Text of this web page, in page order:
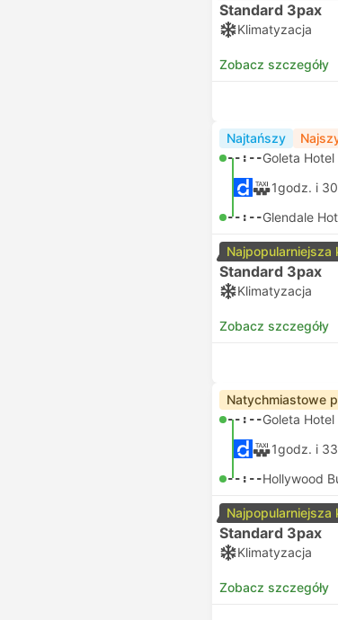
Standard 3pax
Klimatyzacja
Zobacz szczegóły
Najtańszy
--:--Goleta
1godz. i
--:--Glendale
Najpopularniejsza
Standard 3pax
Klimatyzacja
Zobacz szczegóły
Natychmiastowe
--:--Goleta
1godz. i
--:--Hollywood
Najpopularniejsza
Standard 3pax
Klimatyzacja
Zobacz szczegóły